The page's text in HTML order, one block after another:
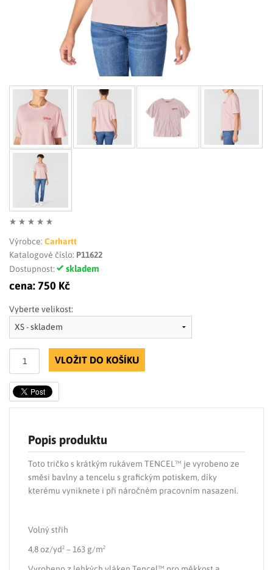
Výrobce: Carhartt
Katalogové číslo: P11622
Dostupnost:
skladem
cena:750 Kč
Vyberte velikost:
VLOŽIT DO KOŠÍKU
Popis produktu
Toto tričko s krátkým rukávem TENCEL™ je vyrobeno ze
směsi bavlny a tencelu s grafickým potiskem, díky
kterému vyniknete i při náročném pracovním nasazení.
Volný střih
4,8 oz/yd² – 163 g/m²